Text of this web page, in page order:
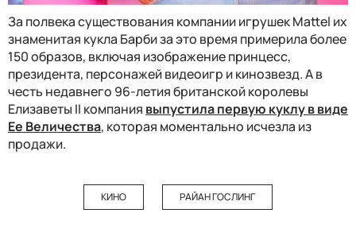
За полвека существования компании игрушек Mattel их
знаменитая кукла Барби за это время примерила более
150 образов, включая изображение принцесс,
президента, персонажей видеоигр и кинозвезд. А в
честь недавнего 96-летия британской королевы
Елизаветы II компания выпустила первую куклу в виде
Ее Величества, которая моментально исчезла из
продажи.
КИНО РАЙАН ГОСЛИНГ